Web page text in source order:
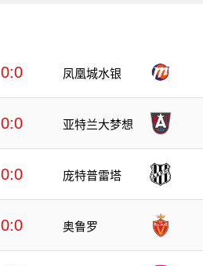
0:0 凤凰城水银
0:0 亚特兰大梦想
0:0 庞特普雷塔
0:0 奥鲁罗